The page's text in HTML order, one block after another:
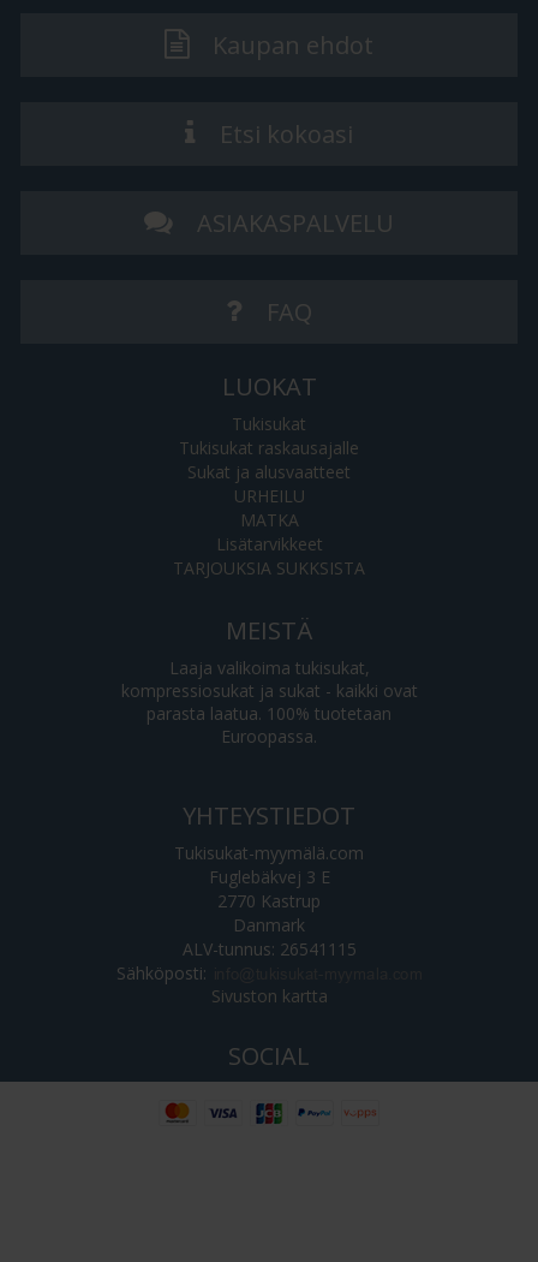
Kaupan ehdot
Etsi kokoasi
ASIAKASPALVELU
FAQ
LUOKAT
Tukisukat
Tukisukat raskausajalle
Sukat ja alusvaatteet
URHEILU
MATKA
Lisätarvikkeet
TARJOUKSIA SUKKSISTA
MEISTÄ
Laaja valikoima tukisukat,
kompressiosukat ja sukat - kaikki ovat
parasta laatua. 100% tuotetaan
Euroopassa.
YHTEYSTIEDOT
Tukisukat-myymälä.com
Fuglebäkvej 3 E
2770 Kastrup
Danmark
ALV-tunnus: 26541115
Sähköposti:
Sivuston kartta
SOCIAL